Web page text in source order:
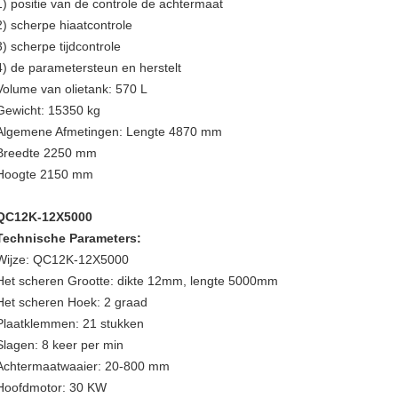
positie van de controle de achtermaat
scherpe hiaatcontrole
scherpe tijdcontrole
de parametersteun en herstelt
van olietank: 570 L
15350 kg
Afmetingen: Lengte 4870 mm
2250 mm
2150 mm
12X5000
Parameters:
QC12K-12X5000
scheren Grootte: dikte 12mm, lengte 5000mm
scheren Hoek: 2 graad
21 stukken
8 keer per min
20-800 mm
30 KW